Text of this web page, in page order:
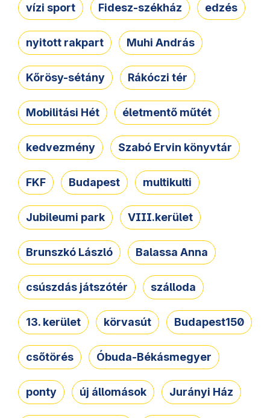
vízi sport Fidesz-székház edzés
nyitott rakpart Muhi András
Kőrösy-sétány Rákóczi tér
Mobilitási Hét életmentő műtét
kedvezmény Szabó Ervin könyvtár
FKF Budapest multikulti
Jubileumi park VIII.kerület
Brunszkó László Balassa Anna
csúszdás játszótér szálloda
13. kerület körvasút Budapest150
csőtörés Óbuda-Békásmegyer
ponty új állomások Jurányi Ház